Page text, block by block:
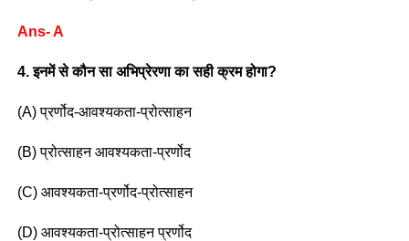
Ans- A
4. इनमें से कौन सा अभिप्रेरणा का सही क्रम होगा?
(A) प्रर्णोद-आवश्यकता-प्रोत्साहन
(B) प्रोत्साहन आवश्यकता-प्रर्णोद
(C) आवश्यकता-प्रर्णोद-प्रोत्साहन
(D) आवश्यकता-प्रोत्साहन प्रर्णोद